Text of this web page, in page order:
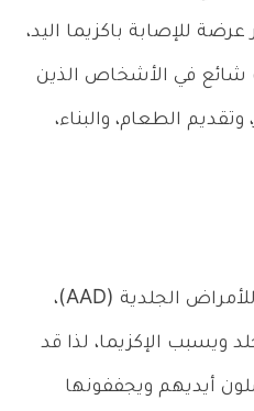
للإصابة باكزيما اليد،
شائع في الأشخاص الذين
الطعام، والبناء،
فوفقًا للأكاديمية الأمريكية للأمراض الجلدية (AAD)،
ويسبب الإكزيما، لذا قد
أيديهم ويجففونها